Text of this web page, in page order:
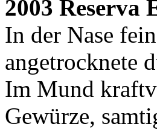
2003 Reserva
In der Nase
angetrocknete
Im Mund
Gewürze,